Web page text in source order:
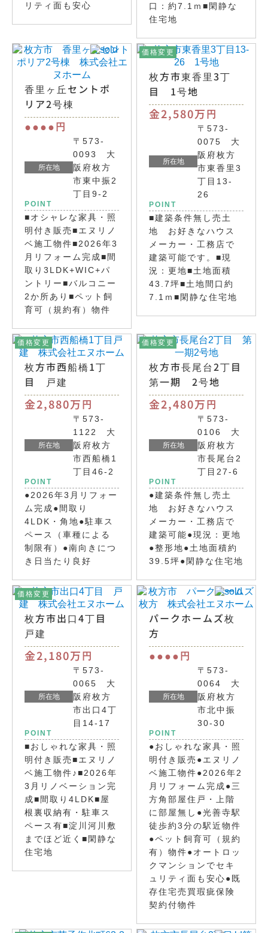
リティ面も安心
口：約7.1ｍ■閑静な
住宅地
香里ヶ丘セントポ
リア2号棟
●●●● 円
所在地
〒573-
0093 大
阪府枚方
市東中振2
丁目9-2
POINT
■オシャレな家具・照
明付き販売■エヌリノ
ベ施工物件■2026年3
月リフォーム完成■間
取り3LDK+WIC+パ
ントリー■バルコニー
2か所あり■ペット飼
育可（規約有）物件
枚方市東香里3丁
目 1号地
金2,580万 円
所在地
〒573-
0075 大
阪府枚方
市東香里3
丁目13-
26
POINT
■建築条件無し売土
地 お好きなハウス
メーカー・工務店で
建築可能です。■現
況：更地■土地面積
43.7坪■土地間口約
7.1ｍ■閑静な住宅地
価格変更
枚方市西船橋1丁
目 戸建
金2,880万 円
所在地
〒573-
1122 大
阪府枚方
市西船橋1
丁目46-2
POINT
●2026年3月リフォー
ム完成●間取り
4LDK・角地●駐車ス
ペース（車種による
制限有）●南向きにつ
き日当たり良好
価格変更
枚方市長尾台2丁目
第一期 2号地
金2,480万 円
所在地
〒573-
0106 大
阪府枚方
市長尾台2
丁目27-6
POINT
●建築条件無し売土
地 お好きなハウス
メーカー・工務店で
建築可能●現況：更地
●整形地●土地面積約
39.5坪●閑静な住宅地
価格変更
枚方市出口4丁目
戸建
金2,180万 円
所在地
〒573-
0065 大
阪府枚方
市出口4丁
目14-17
POINT
■おしゃれな家具・照
明付き販売■エヌリノ
ベ施工物件♪■2026年
3月リノベーション完
成■間取り4LDK■屋
根裏収納有・駐車ス
ペース有■淀川河川敷
までほど近く■閑静な
住宅地
価格変更
パークホームズ枚
方
●●●● 円
所在地
〒573-
0064 大
阪府枚方
市北中振
30-30
POINT
●おしゃれな家具・照
明付き販売●エヌリノ
ベ施工物件●2026年2
月リフォーム完成●三
方角部屋住戸・上階
に部屋無し●光善寺駅
徒歩約3分の駅近物件
●ペット飼育可（規約
有）物件●オートロッ
クマンションでセキ
ュリティ面も安心●既
存住宅売買瑕疵保険
契約付物件